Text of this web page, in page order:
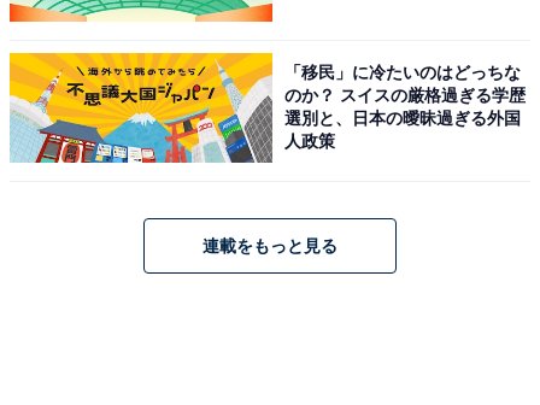
「移民」に冷たいのはどっちな
のか？ スイスの厳格過ぎる学歴
選別と、日本の曖昧過ぎる外国
人政策
連載をもっと見る